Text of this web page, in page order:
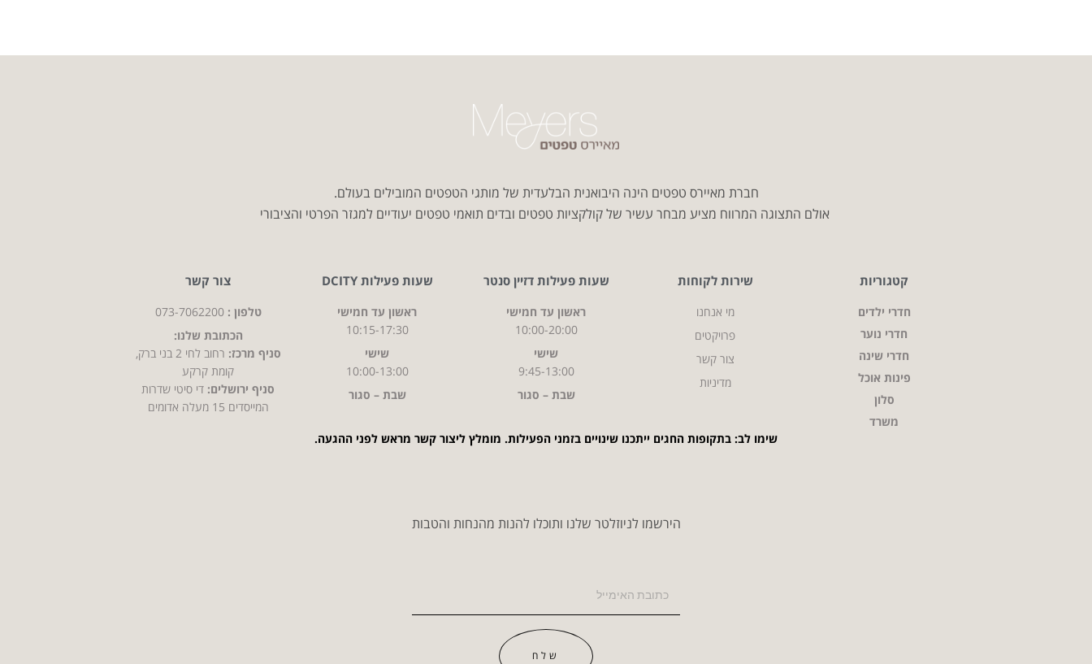
חברת מאיירס טפטים הינה היבואנית הבלעדית של מותגי הטפטים המובילים בעולם.
אולם התצוגה המרווח מציע מבחר עשיר של קולקציות טפטים ובדים תואמי טפטים יעודיים למגזר הפרטי והציבורי
קטגוריות
חדרי ילדים
חדרי נוער
חדרי שינה
פינות אוכל
סלון
משרד
שירות לקוחות
מי אנחנו
פרויקטים
צור קשר
מדיניות
שעות פעילות דזיין סנטר
ראשון עד חמישי
10:00-20:00
שישי
9:45-13:00
שבת – סגור
שעות פעילות DCITY
ראשון עד חמישי
10:15-17:30
שישי
10:00-13:00
שבת – סגור
צור קשר
טלפון : 073-7062200
הכתובת שלנו:
סניף מרכז:
רחוב לחי 2 בני ברק,
קומת קרקע
סניף ירושלים: די סיטי שדרות
המייסדים 15 מעלה אדומים
שימו לב: בתקופות החגים ייתכנו שינויים בזמני הפעילות. מומלץ ליצור קשר מראש לפני ההגעה.
הירשמו לניוזלטר שלנו ותוכלו להנות מהנחות והטבות
שלח